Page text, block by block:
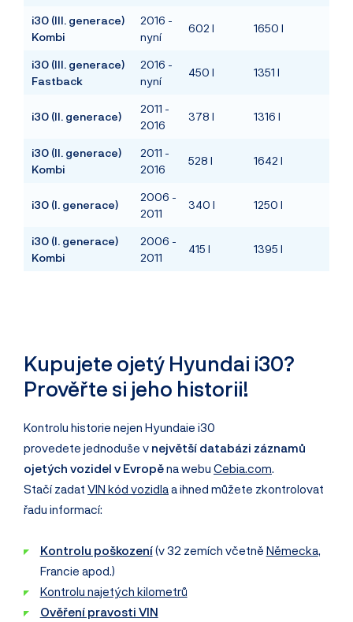
i30 (III. generace)
Kombi
2016 -
nyní
602 l 1650 l
i30 (III. generace)
Fastback
2016 -
nyní
450 l 1351 l
i30 (II. generace)
2011 -
2016
378 l 1316 l
i30 (II. generace)
Kombi
2011 -
2016
528 l 1642 l
i30 (I. generace)
2006 -
2011
340 l 1250 l
i30 (I. generace)
Kombi
2006 -
2011
415 l 1395 l
Kupujete ojetý Hyundai i30?
Prověřte si jeho historii!
Kontrolu historie nejen Hyundaie i30
provedete jednoduše v největší databázi záznamů
ojetých vozidel v Evropěna webu Cebia.com.
Stačí zadat VIN kód vozidlaa ihned můžete zkontrolovat
řadu informací:
Kontrolu poškození(v 32 zemích včetně Německa,
Francie apod.)
Kontrolu najetých kilometrů
Ověření pravosti VIN